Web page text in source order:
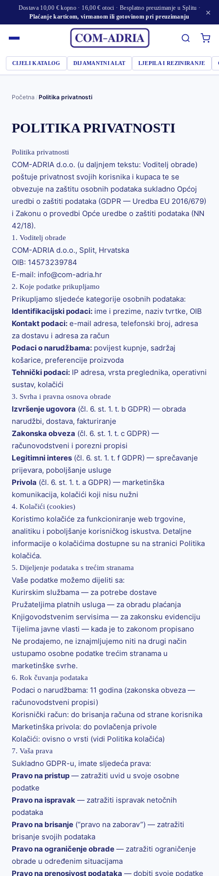
Dostava 10,00 € kopno · 16,00 € otoci · Besplatno preuzimanje u Splitu ·
Plaćanje karticom, virmanom ili gotovinom pri preuzimanju
×
CIJELI KATALOG DIJAMANTNI ALAT LJEPILA I REZINIRANJE
Početna /Politika privatnosti
POLITIKA PRIVATNOSTI
Politika privatnosti
COM-ADRIA d.o.o. (u daljnjem tekstu: Voditelj obrade)
poštuje privatnost svojih korisnika i kupaca te se
obvezuje na zaštitu osobnih podataka sukladno Općoj
uredbi o zaštiti podataka (GDPR — Uredba EU 2016/679)
i Zakonu o provedbi Opće uredbe o zaštiti podataka (NN
42/18).
1. Voditelj obrade
COM-ADRIA d.o.o., Split, Hrvatska
OIB: 14573239784
E-mail: info@com-adria.hr
2. Koje podatke prikupljamo
Prikupljamo sljedeće kategorije osobnih podataka:
Identifikacijski podaci: ime i prezime, naziv tvrtke, OIB
Kontakt podaci: e-mail adresa, telefonski broj, adresa
za dostavu i adresa za račun
Podaci o narudžbama: povijest kupnje, sadržaj
košarice, preferencije proizvoda
Tehnički podaci: IP adresa, vrsta preglednika, operativni
sustav, kolačići
3. Svrha i pravna osnova obrade
Izvršenje ugovora (čl. 6. st. 1. t. b GDPR) — obrada
narudžbi, dostava, fakturiranje
Zakonska obveza (čl. 6. st. 1. t. c GDPR) —
računovodstveni i porezni propisi
Legitimni interes (čl. 6. st. 1. t. f GDPR) — sprečavanje
prijevara, poboljšanje usluge
Privola (čl. 6. st. 1. t. a GDPR) — marketinška
komunikacija, kolačići koji nisu nužni
4. Kolačići (cookies)
Koristimo kolačiće za funkcioniranje web trgovine,
analitiku i poboljšanje korisničkog iskustva. Detaljne
informacije o kolačićima dostupne su na stranici Politika
kolačića.
5. Dijeljenje podataka s trećim stranama
Vaše podatke možemo dijeliti sa:
Kurirskim službama — za potrebe dostave
Pružateljima platnih usluga — za obradu plaćanja
Knjigovodstvenim servisima — za zakonsku evidenciju
Tijelima javne vlasti — kada je to zakonom propisano
Ne prodajemo, ne iznajmljujemo niti na drugi način
ustupamo osobne podatke trećim stranama u
marketinške svrhe.
6. Rok čuvanja podataka
Podaci o narudžbama: 11 godina (zakonska obveza —
računovodstveni propisi)
Korisnički račun: do brisanja računa od strane korisnika
Marketinška privola: do povlačenja privole
Kolačići: ovisno o vrsti (vidi Politika kolačića)
7. Vaša prava
Sukladno GDPR-u, imate sljedeća prava:
Pravo na pristup — zatražiti uvid u svoje osobne
podatke
Pravo na ispravak — zatražiti ispravak netočnih
podataka
Pravo na brisanje (“pravo na zaborav”) — zatražiti
brisanje svojih podataka
Pravo na ograničenje obrade — zatražiti ograničenje
obrade u određenim situacijama
Pravo na prenosivost podataka — dobiti svoje podatke